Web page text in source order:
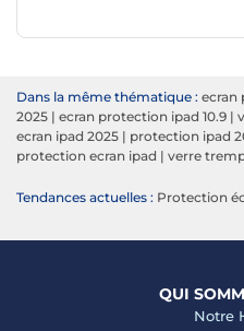
Dans la même thématique : ecran
2025 | ecran protection ipad 10.9 |
ecran ipad 2025 | protection ipad
protection ecran ipad | verre
Tendances actuelles : Protection
QUI
Notre